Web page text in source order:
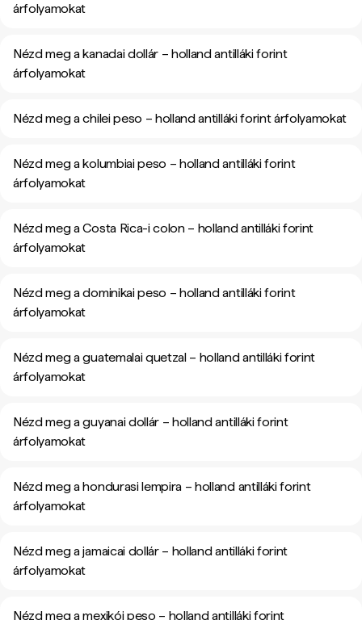
árfolyamokat
Nézd meg a kanadai dollár – holland antilláki forint
árfolyamokat
Nézd meg a chilei peso – holland antilláki forint árfolyamokat
Nézd meg a kolumbiai peso – holland antilláki forint
árfolyamokat
Nézd meg a Costa Rica-i colon – holland antilláki forint
árfolyamokat
Nézd meg a dominikai peso – holland antilláki forint
árfolyamokat
Nézd meg a guatemalai quetzal – holland antilláki forint
árfolyamokat
Nézd meg a guyanai dollár – holland antilláki forint
árfolyamokat
Nézd meg a hondurasi lempira – holland antilláki forint
árfolyamokat
Nézd meg a jamaicai dollár – holland antilláki forint
árfolyamokat
Nézd meg a mexikói peso – holland antilláki forint